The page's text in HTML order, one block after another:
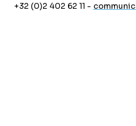
+32 (0)2 402 62 11 -